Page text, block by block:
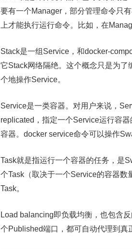
要有一个Manager，部分管理命令只
上才能执行运行命令。比如，在
Stack是一组Service，和docker-
它Stack网络隔绝。这个概念只是为
个地操作Service。
Service是一类容器。对用户来说，
replicated，指定一个Service运行容
容器。docker service命令可以操作
Task就是指运行一个容器的任务，是
个Task（取决于一个Service的容器
Task。
Load balancing即负载均衡，也包含
个Published端口，都可自动代理到真